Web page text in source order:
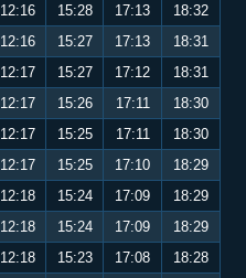
12:16 15:28 17:13
18:32
12:16 15:27 17:13
18:31
12:17 15:27 17:12
18:31
12:17 15:26 17:11
18:30
12:17 15:25 17:11
18:30
12:17 15:25 17:10
18:29
12:18 15:24 17:09
18:29
12:18 15:24 17:09
18:29
12:18 15:23 17:08
18:28